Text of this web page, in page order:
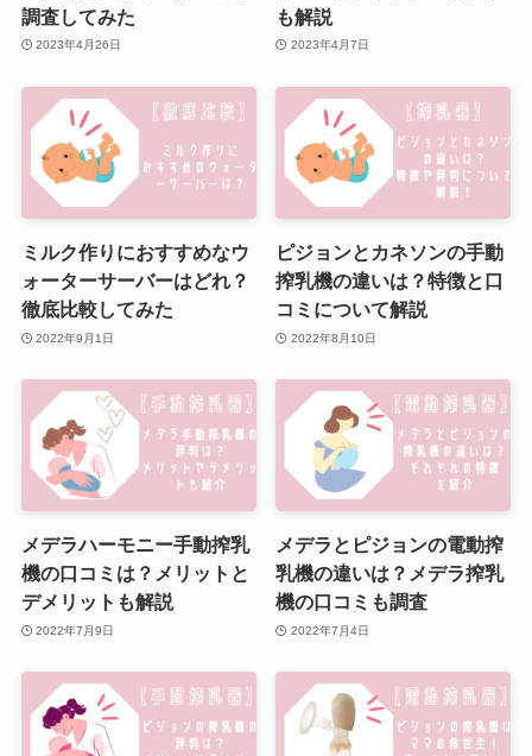
調査してみた
2023年4月26日
も解説
2023年4月7日
ミルク作りにおすすめなウ
ォーターサーバーはどれ？
徹底比較してみた
2022年9月1日
ピジョンとカネソンの手動
搾乳機の違いは？特徴と口
コミについて解説
2022年8月10日
メデラハーモニー手動搾乳
機の口コミは？メリットと
デメリットも解説
2022年7月9日
メデラとピジョンの電動搾
乳機の違いは？メデラ搾乳
機の口コミも調査
2022年7月4日